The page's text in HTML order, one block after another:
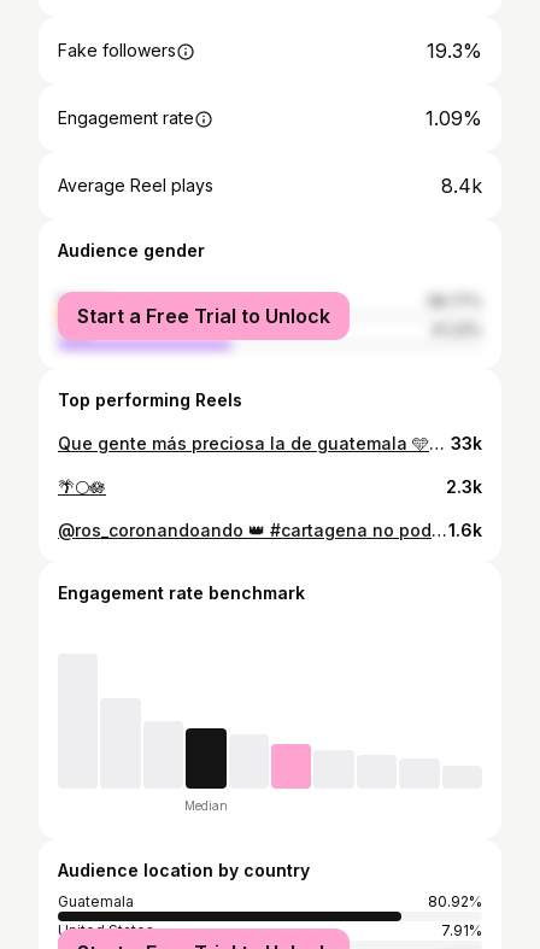
Fake followers 19.3%
Engagement rate 1.09%
Average Reel plays 8.4k
Audience gender
female
male
Start a Free Trial to Unlock
Top performing Reels
Que gente más preciosa la de guatemala 🩵🤍🩵 Siempre me inspiro en algo… y esque si así somos los chapines , bien trabajadores e inteligentes 🤭🏆 HOY POR SENTIRME INSPIRADA EN NUESTRA Gastronomía ES EL LANZAMIENTO DE UN NUEVO PRODUCTO QUE TE VA ENCANTAR 😍 Tengo que mostrárselos ya! Así que atentas a historias de @cabello_perfecto_deleon 🇬🇹🧴 33k
🌴🌕🪷 2.3k
@ros_coronandoando 👑 #cartagena no podía faltar ✨1.6k
Engagement rate benchmark
Median
Audience location by country
Guatemala
80.92%
United States
7.91%